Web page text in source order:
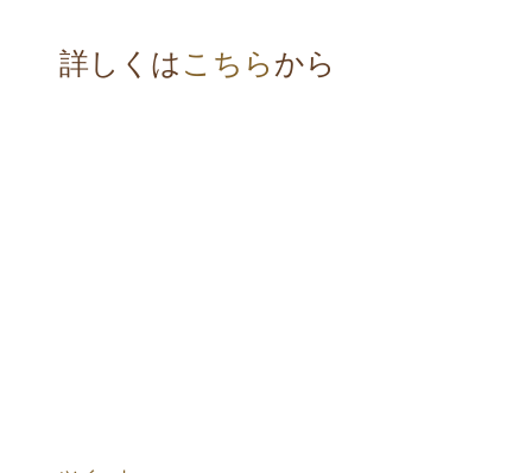
詳しくは こちら から